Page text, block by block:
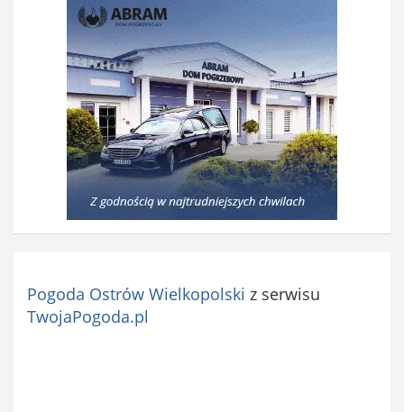
Pogoda Ostrów Wielkopolski z serwisu
TwojaPogoda.pl